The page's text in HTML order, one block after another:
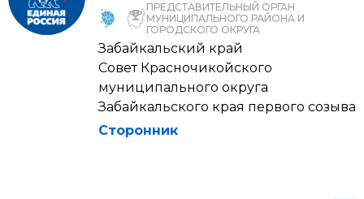
ПРЕДСТАВИТЕЛЬНЫЙ ОРГАН
МУНИЦИПАЛЬНОГО РАЙОНА И
ГОРОДСКОГО ОКРУГА
Забайкальский край
Совет Красночикойского
муниципального округа
Забайкальского края первого созыва
Сторонник